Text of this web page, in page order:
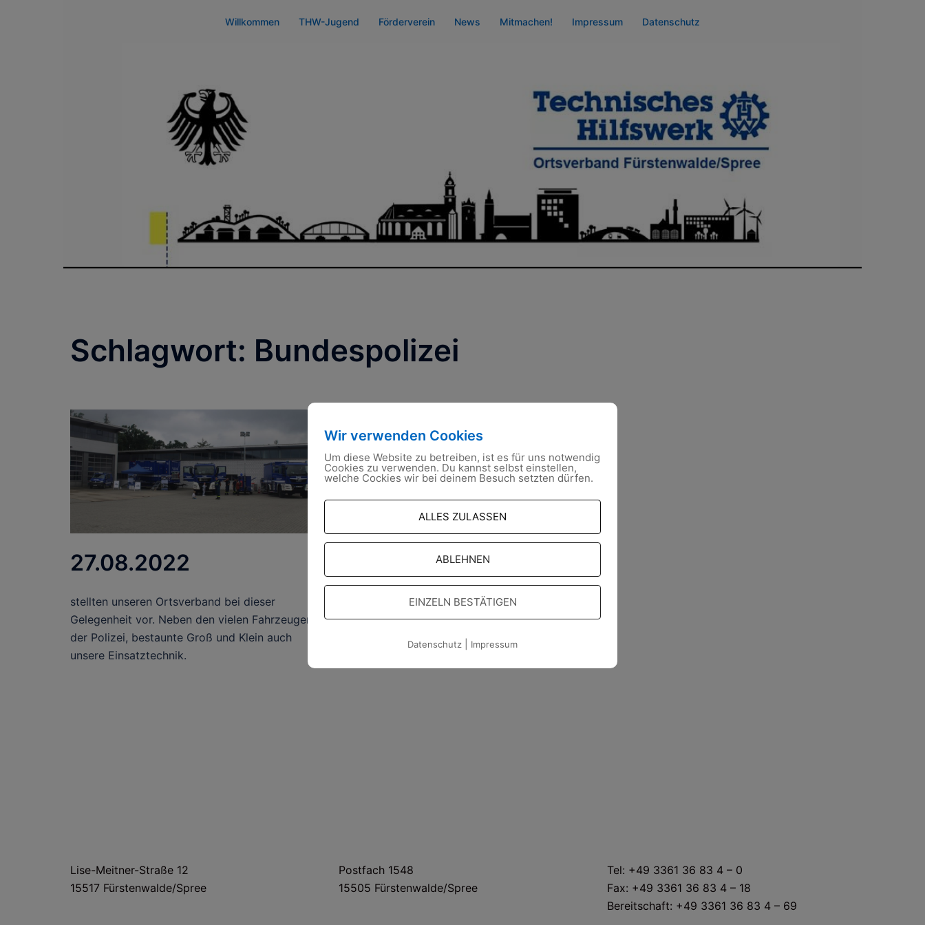
Willkommen THW-Jugend Förderverein News Mitmachen! Impressum Datenschutz
Schlagwort: Bundespolizei
27.08.2022
stellten unseren Ortsverband bei dieser
Gelegenheit vor. Neben den vielen Fahrzeugen
der Polizei, bestaunte Groß und Klein auch
unsere Einsatztechnik.
Lise-Meitner-Straße 12
15517 Fürstenwalde/Spree
Postfach 1548
15505 Fürstenwalde/Spree
Tel: +49 3361 36 83 4 – 0
Fax: +49 3361 36 83 4 – 18
Bereitschaft: +49 3361 36 83 4 – 69
Wir verwenden Cookies
Um diese Website zu betreiben, ist es für uns notwendig
Cookies zu verwenden. Du kannst selbst einstellen,
welche Cockies wir bei deinem Besuch setzten dürfen.
ALLES ZULASSEN
ABLEHNEN
EINZELN BESTÄTIGEN
Datenschutz Impressum